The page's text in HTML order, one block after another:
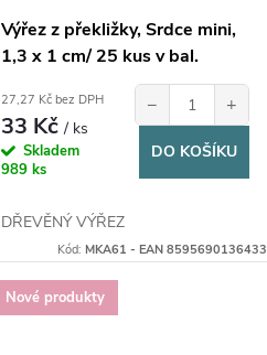
Výřez z překližky, Srdce mini,
1,3 x 1 cm/ 25 kus v bal.
27,27 Kč bez DPH
33 Kč/ ks
Skladem
989 ks
− +
DO KOŠÍKU
DŘEVĚNÝ VÝŘEZ
Kód: MKA61 - EAN 8595690136433
Nové produkty